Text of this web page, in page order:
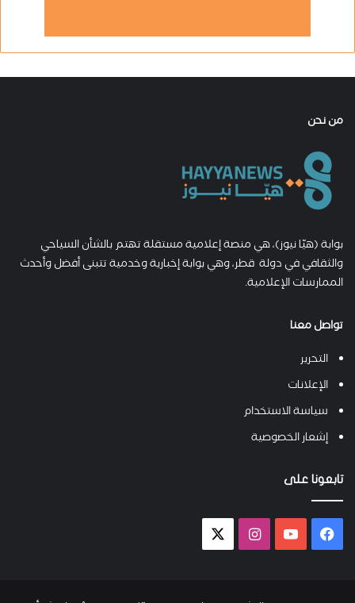
من نحن
بوابة (هيّا نيوز)، هي منصة إعلامية مستقلة تهتم بالشأن السياحي
والثقافي في دولة قطر، وهي بوابة إخبارية وخدمية تتبنى أفضل وأحدث
الممارسات الإعلامية.
تواصل معنا
التحرير
الإعلانات
سياسة الاستخدام
إشعار الخصوصية
تابعونا على
فيسبوك يوتيوب انستقرام